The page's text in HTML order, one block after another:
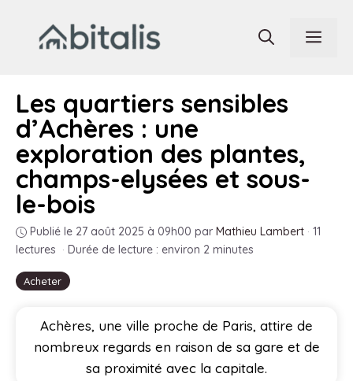
contenu
Acheter
Les quartiers sensibles
d’Achères : une
exploration des plantes,
champs-elysées et sous-
le-bois
Publié le 27 août 2025 à 09h00 par Mathieu Lambert · 11
lectures · Durée de lecture : environ 2 minutes
Achères, une ville proche de Paris, attire de
nombreux regards en raison de sa gare et de
sa proximité avec la capitale.